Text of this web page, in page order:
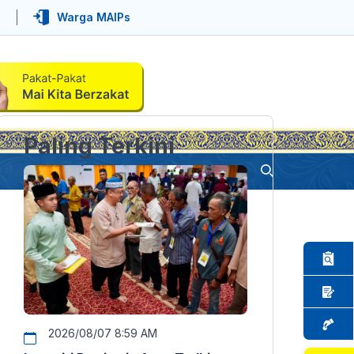
Warga MAIPs
Paling Terkini
2026/08/07 8:59 AM